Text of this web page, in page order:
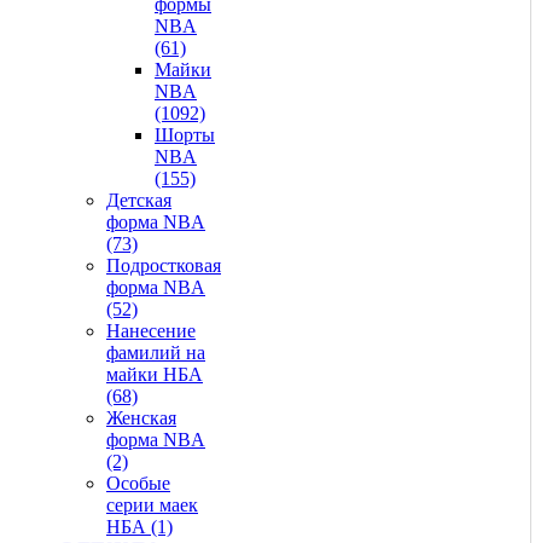
NBA
(61)
Майки
NBA
(1092)
Шорты
NBA
(155)
Детская
форма NBA
(73)
Подростковая
форма NBA
(52)
Нанесение
фамилий на
майки НБА
(68)
Женская
форма NBA
(2)
Особые
серии маек
НБА (1)